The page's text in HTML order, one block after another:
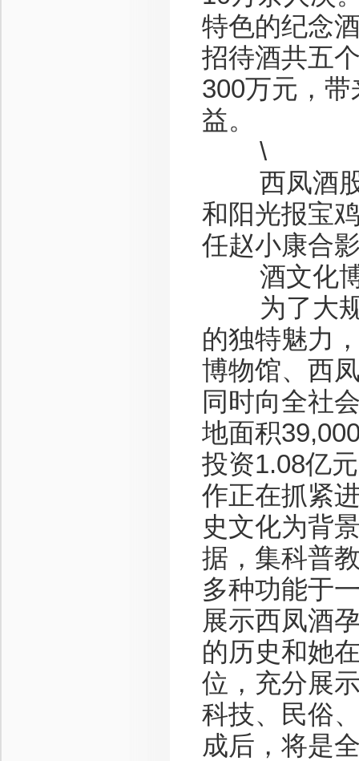
特色的纪念
招待酒共五
300万元，
益。
\
西凤酒股
和阳光报宝
任赵小康合
酒文化博
为了大规
的独特魅力
博物馆、西
同时向全社
地面积
投资1.08亿
作正在抓紧
史文化为背
据，集科普
多种功能于
展示西凤酒
的历史和她
位，充分展
科技、民俗
成后，将是